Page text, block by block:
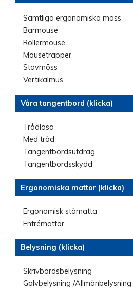
Samtliga ergonomiska möss
Barmouse
Rollermouse
Mousetrapper
Stavmöss
Vertikalmus
Våra tangentbord (klicka)
Trådlösa
Med tråd
Tangentbordsutdrag
Tangentbordsskydd
Ergonomiska mattor (klicka)
Ergonomisk ståmatta
Entrémattor
Belysning (klicka)
Skrivbordsbelysning
Golvbelysning /Allmänbelysning